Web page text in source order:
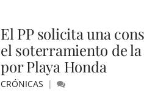
El PP solicita una
el soterramiento de
por Playa Honda
CRÓNICAS